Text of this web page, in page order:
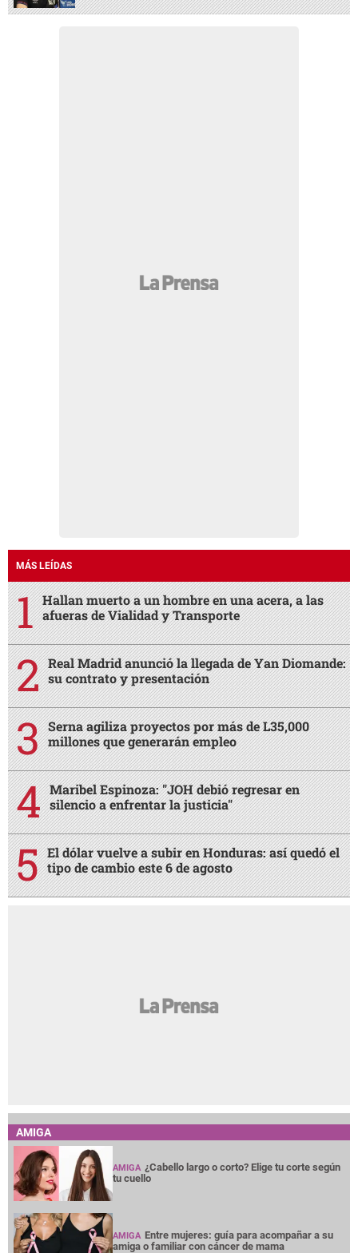
MÁS LEÍDAS
Hallan muerto a un hombre en una acera, a las
afueras de Vialidad y Transporte
Real Madrid anunció la llegada de Yan Diomande:
su contrato y presentación
Serna agiliza proyectos por más de L35,000
millones que generarán empleo
Maribel Espinoza: "JOH debió regresar en
silencio a enfrentar la justicia"
El dólar vuelve a subir en Honduras: así quedó el
tipo de cambio este 6 de agosto
AMIGA
AMIGA ¿Cabello largo o corto? Elige tu corte según
tu cuello
AMIGA Entre mujeres: guía para acompañar a su
amiga o familiar con cáncer de mama